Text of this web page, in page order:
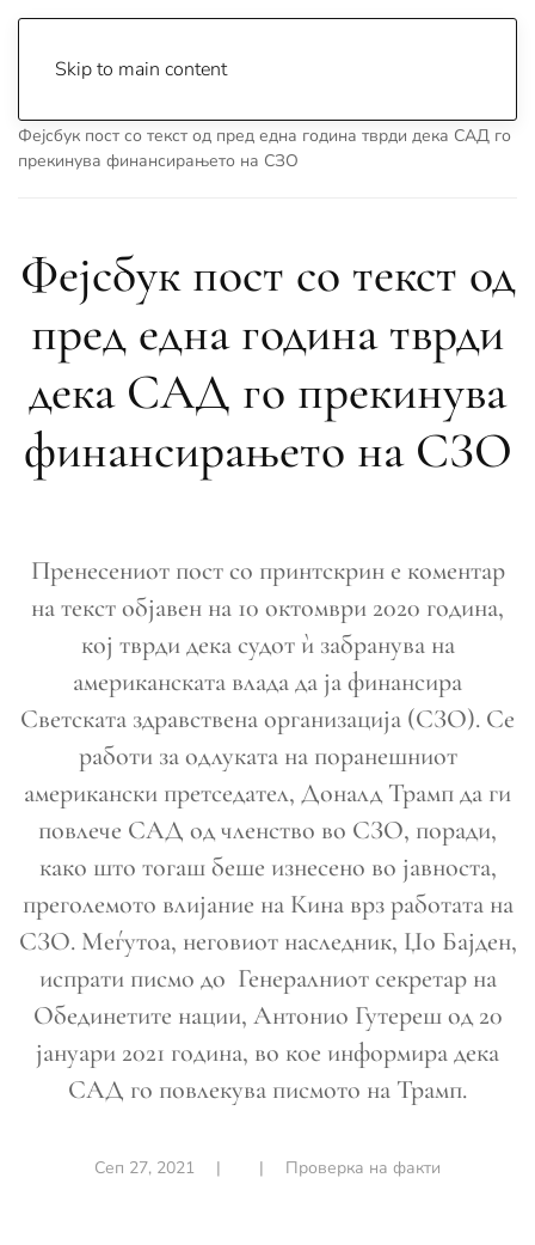
Skip to main content
Фејсбук пост со текст од пред една година тврди дека САД го
прекинува финансирањето на СЗО
Фејсбук пост со текст од
пред една година тврди
дека САД го прекинува
финансирањето на СЗО
Пренесениот пост со принтскрин е коментар
на текст објавен на 10 октомври 2020 година,
кој тврди дека судот ѝ забранува на
американската влада да ја финансира
Светската здравствена организација (СЗО). Се
работи за одлуката на поранешниот
американски претседател, Доналд Трамп да ги
повлече САД од членство во СЗО, поради,
како што тогаш беше изнесено во јавноста,
преголемото влијание на Кина врз работата на
СЗО. Меѓутоа, неговиот наследник, Џо Бајден,
испрати писмо до Генералниот секретар на
Обединетите нации, Антонио Гутереш од 20
јануари 2021 година, во кое информира дека
САД го повлекува писмото на Трамп.
Сеп 27, 2021 | | Проверка на факти